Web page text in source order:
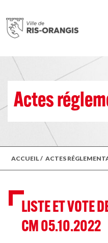
Actes
ACCUEIL/ ACTES
LISTE ET VOTE
CM 05.10.2022